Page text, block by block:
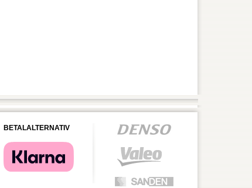
BETALALTERNATIV